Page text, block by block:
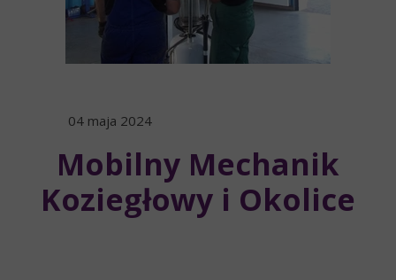
04 maja 2024
Mobilny Mechanik
Koziegłowy i Okolice